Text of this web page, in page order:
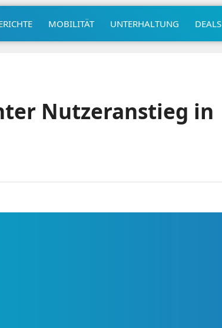
MOBILITÄT UNTERHALTUNG DEALS
Nutzeranstieg in